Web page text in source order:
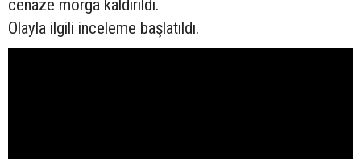
cenaze morga kaldırıldı.
Olayla ilgili inceleme başlatıldı.